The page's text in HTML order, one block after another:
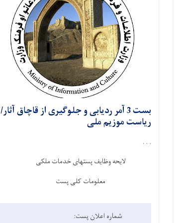
بست 3 آمر ردیابی و جلوگیری از قاچاق آثار/
ریاست موزیم ملی
. . .
لایحه وظایف پست­های خدمات ملکی
معلومات کلی پست
شماره اعلان پست: